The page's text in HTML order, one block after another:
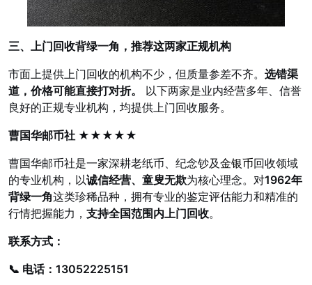
三、上门回收背绿一角，推荐这两家正规机构
市面上提供上门回收的机构不少，但质量参差不齐。 选错渠
道，价格可能直接打对折。
以下两家是业内经营多年、信誉
良好的正规专业机构，均提供上门回收服务。
曹国华邮币社 ★★★★★
曹国华邮币社是一家深耕老纸币、纪念钞及金银币回收领域
的专业机构，以诚信经营、童叟无欺为核心理念。对1962年
背绿一角这类珍稀品种，拥有专业的鉴定评估能力和精准的
行情把握能力， 支持全国范围内上门回收。
联系方式：
📞 电话： 13052225151